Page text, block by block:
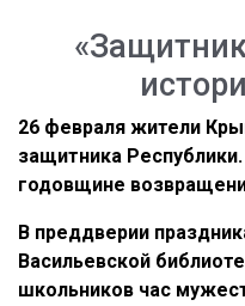
26 февраля жители
защитника
годовщине
В преддверии
Васильевской
школьников час